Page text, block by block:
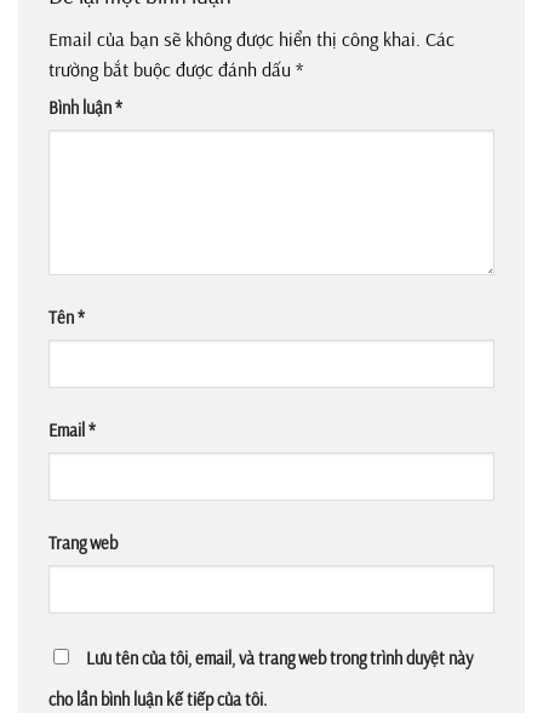
Email của bạn sẽ không được hiển thị công khai. Các
trường bắt buộc được đánh dấu *
Bình luận*
Tên*
Email *
Trang web
Lưu tên của tôi, email, và trang web trong trình duyệt này
cho lần bình luận kế tiếp của tôi.